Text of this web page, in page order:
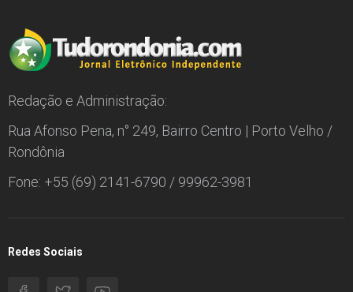
Redação e Administração:
Rua Afonso Pena, n° 249, Bairro Centro | Porto Velho /
Rondônia
Fone: +55 (69) 2141-6790 / 99962-3981
Redes Sociais